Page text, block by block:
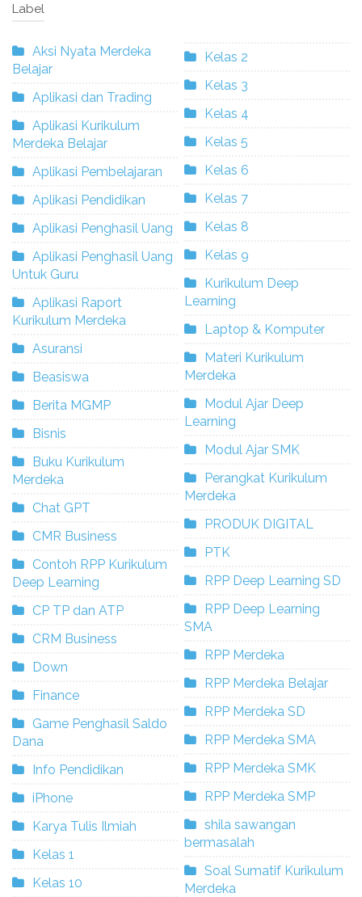
Label
Aksi Nyata Merdeka
Belajar
Aplikasi dan Trading
Aplikasi Kurikulum
Merdeka Belajar
Aplikasi Pembelajaran
Aplikasi Pendidikan
Aplikasi Penghasil Uang
Aplikasi Penghasil Uang
Untuk Guru
Aplikasi Raport
Kurikulum Merdeka
Asuransi
Beasiswa
Berita MGMP
Bisnis
Buku Kurikulum
Merdeka
Chat GPT
CMR Business
Contoh RPP Kurikulum
Deep Learning
CP TP dan ATP
CRM Business
Down
Finance
Game Penghasil Saldo
Dana
Info Pendidikan
iPhone
Karya Tulis Ilmiah
Kelas 1
Kelas 10
Kelas 2
Kelas 3
Kelas 4
Kelas 5
Kelas 6
Kelas 7
Kelas 8
Kelas 9
Kurikulum Deep
Learning
Laptop & Komputer
Materi Kurikulum
Merdeka
Modul Ajar Deep
Learning
Modul Ajar SMK
Perangkat Kurikulum
Merdeka
PRODUK DIGITAL
PTK
RPP Deep Learning SD
RPP Deep Learning
SMA
RPP Merdeka
RPP Merdeka Belajar
RPP Merdeka SD
RPP Merdeka SMA
RPP Merdeka SMK
RPP Merdeka SMP
shila sawangan
bermasalah
Soal Sumatif Kurikulum
Merdeka